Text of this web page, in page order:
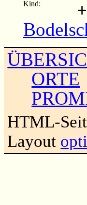
Kind: +
ORTE
HTML-
Layout